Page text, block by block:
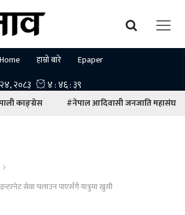
Home हाम्रो बारे Epaper
काङ्ग्रेस #नेपाल आदिवासी जनजाति महासंघ
सेवा चलाउन पाएसँगै यात्रुमा खुसी